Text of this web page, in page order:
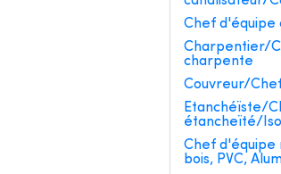
Chef
Charpentier/
charpente
Couvreur/
Etanchéïste/
étancheïté/
Chef d'équipe
bois, PVC,